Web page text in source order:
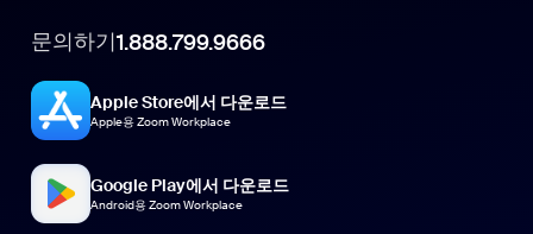
문의하기1.888.799.9666
Apple Store에서 다운로드
Apple용 Zoom Workplace
Google Play에서 다운로드
Android용 Zoom Workplace